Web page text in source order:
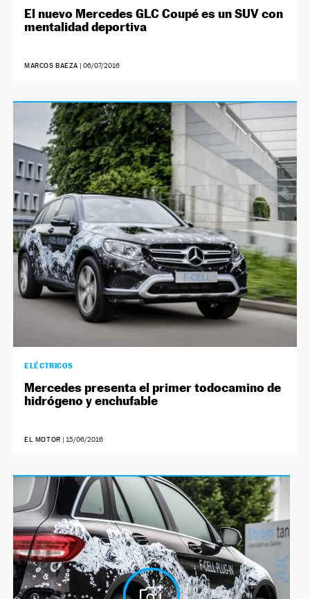
El nuevo Mercedes GLC Coupé es un SUV con
mentalidad deportiva
MARCOS BAEZA |06/07/2016
ELÉCTRICOS
Mercedes presenta el primer todocamino de
hidrógeno y enchufable
EL MOTOR | 15/06/2016